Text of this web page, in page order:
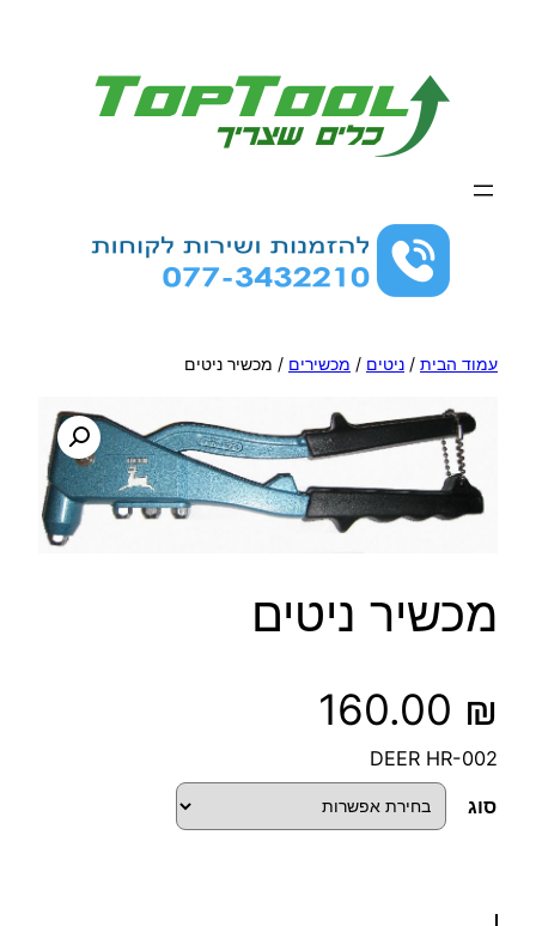
עמוד הבית / ניטים / מכשירים / מכשיר ניטים
מכשיר ניטים
160.00 ₪
DEER HR-002
סוג
כ